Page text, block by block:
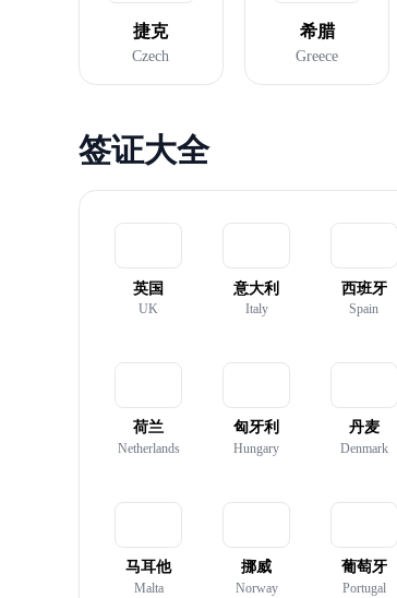
捷克
Czech
希腊
Greece
签证大全
英国
UK
意大利
Italy
西班牙
Spain
荷兰
Netherlands
匈牙利
Hungary
丹麦
Denmark
马耳他
Malta
挪威
Norway
葡萄牙
Portugal